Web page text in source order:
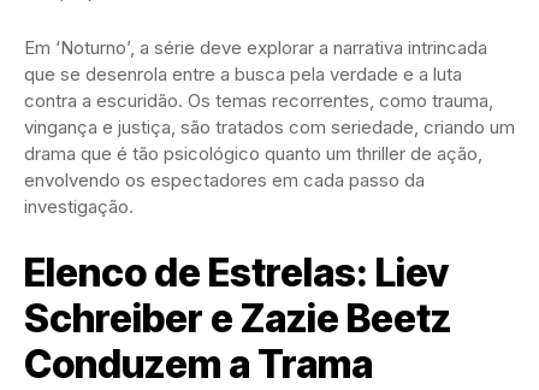
Em ‘Noturno’, a série deve explorar a narrativa intrincada
que se desenrola entre a busca pela verdade e a luta
contra a escuridão. Os temas recorrentes, como trauma,
vingança e justiça, são tratados com seriedade, criando um
drama que é tão psicológico quanto um thriller de ação,
envolvendo os espectadores em cada passo da
investigação.
Elenco de Estrelas: Liev
Schreiber e Zazie Beetz
Conduzem a Trama